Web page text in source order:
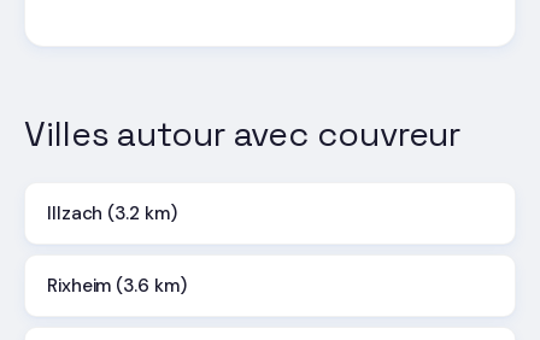
Villes autour avec couvreur
Illzach (3.2 km)
Rixheim (3.6 km)